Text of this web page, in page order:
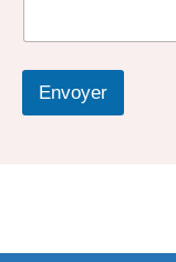
Envoyer